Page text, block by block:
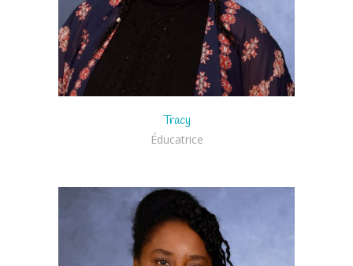
Tracy
Éducatrice